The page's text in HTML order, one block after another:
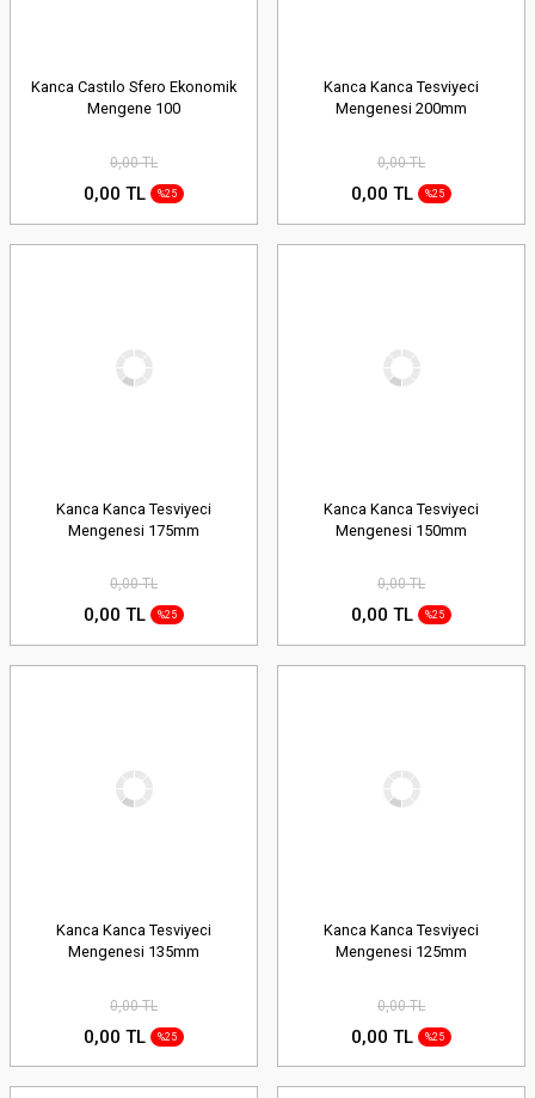
Kanca Castılo Sfero Ekonomik
Mengene 100
0,00 TL
0,00 TL %25
Kanca Kanca Tesviyeci
Mengenesi 200mm
0,00 TL
0,00 TL %25
Kanca Kanca Tesviyeci
Mengenesi 175mm
0,00 TL
0,00 TL %25
Kanca Kanca Tesviyeci
Mengenesi 150mm
0,00 TL
0,00 TL %25
Kanca Kanca Tesviyeci
Mengenesi 135mm
0,00 TL
0,00 TL %25
Kanca Kanca Tesviyeci
Mengenesi 125mm
0,00 TL
0,00 TL %25